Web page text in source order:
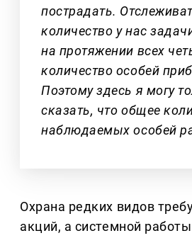
пострадать.
количество у нас
на протяжении всех
количество особей
Поэтому здесь я могу
сказать, что общее
наблюдаемых особей
Охрана редких видов
акций, а системной